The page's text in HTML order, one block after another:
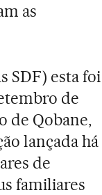
as
SDF) esta foi
de
de Qobane,
lançada há
de
familiares